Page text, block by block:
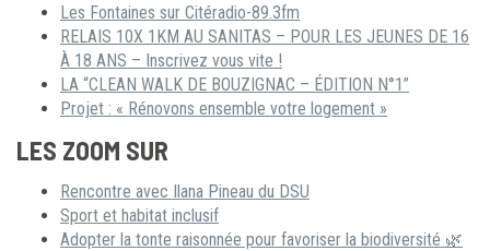
Les Fontaines sur Citéradio-89.3fm
RELAIS 10X 1KM AU SANITAS – POUR LES JEUNES DE 16
À 18 ANS – Inscrivez vous vite !
LA “CLEAN WALK DE BOUZIGNAC – ÉDITION N°1”
Projet : « Rénovons ensemble votre logement »
LES ZOOM SUR
Rencontre avec Ilana Pineau du DSU
Sport et habitat inclusif
Adopter la tonte raisonnée pour favoriser la biodiversité 🌿